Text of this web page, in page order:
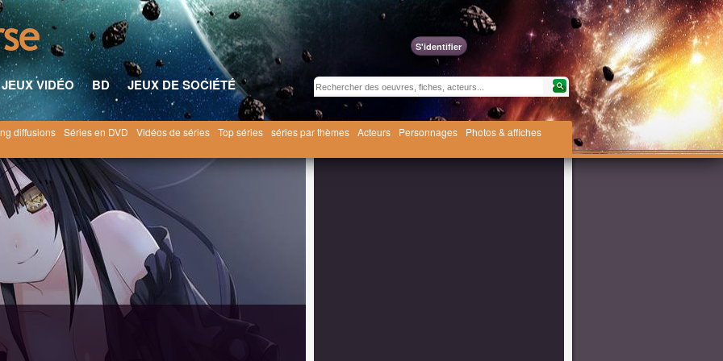
S'identifier
JEUX VIDÉO BD
JEUX DE SOCIÉTÉ
diffusions Séries en DVD Vidéos de séries Top séries séries par thèmes Acteurs Personnages
Photos & affiches
Live [2013]